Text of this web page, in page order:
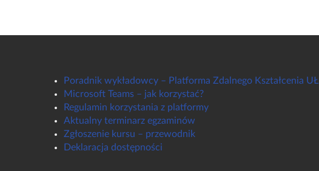
Poradnik wykładowcy – Platforma Zdalnego Kształcenia UŁ
Microsoft Teams – jak korzystać?
Regulamin korzystania z platformy
Aktualny terminarz egzaminów
Zgłoszenie kursu – przewodnik
Deklaracja dostępności